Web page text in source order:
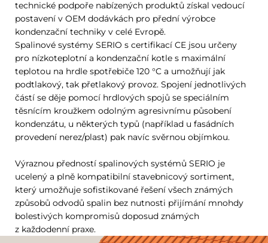
technické podpoře nabízených produktů získal vedoucí
postavení v OEM dodávkách pro přední výrobce
kondenzační techniky v celé Evropě.
Spalinové systémy SERIO s certifikací CE jsou určeny
pro nízkoteplotní a kondenzační kotle s maximální
teplotou na hrdle spotřebiče 120 °C a umožňují jak
podtlakový, tak přetlakový provoz. Spojení jednotlivých
částí se děje pomocí hrdlových spojů se speciálním
těsnícím kroužkem odolným agresivnímu působení
kondenzátu, u některých typů (například u fasádních
provedení nerez/plast) pak navíc svěrnou objímkou.
Výraznou předností spalinových systémů SERIO je
ucelený a plně kompatibilní stavebnicový sortiment,
který umožňuje sofistikované řešení všech známých
způsobů odvodů spalin bez nutnosti přijímání mnohdy
bolestivých kompromisů doposud známých
z každodenní praxe.